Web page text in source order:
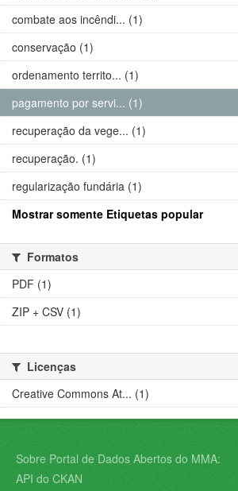
combate aos incêndi... (1)
conservação (1)
ordenamento territo... (1)
pagamento por servi... (1)
recuperação da vege... (1)
recuperação. (1)
regularização fundária (1)
Mostrar somente Etiquetas popular
Formatos
PDF (1)
ZIP + CSV (1)
Licenças
Creative Commons At... (1)
Sobre Portal de Dados Abertos do MMA:
API do CKAN